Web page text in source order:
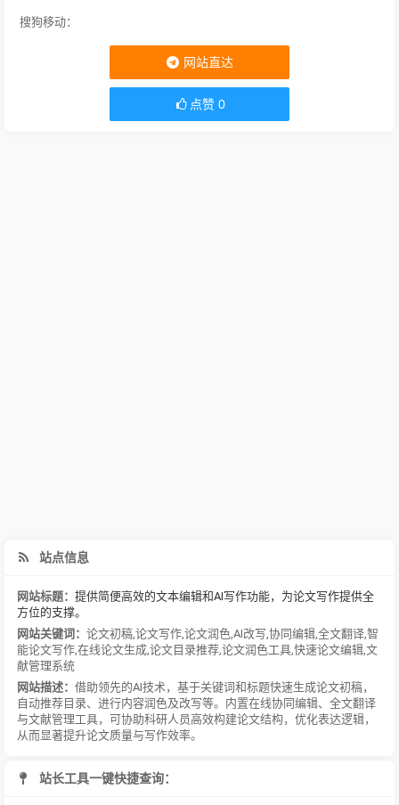
搜狗移动：
网站直达
点赞 0
站点信息
网站标题： 提供简便高效的文本编辑和AI写作功能，为论文写作提供全
方位的支撑。
网站关键词： 论文初稿 论文写作 论文润色 AI改写 协同编辑 全文翻译 智
能论文写作 在线论文生成 论文目录推荐 论文润色工具 快速论文编辑 文
献管理系统
网站描述： 借助领先的AI技术，基于关键词和标题快速生成论文初稿，
自动推荐目录、进行内容润色及改写等。内置在线协同编辑、全文翻译
与文献管理工具，可协助科研人员高效构建论文结构，优化表达逻辑，
从而显著提升论文质量与写作效率。
站长工具一键快捷查询：